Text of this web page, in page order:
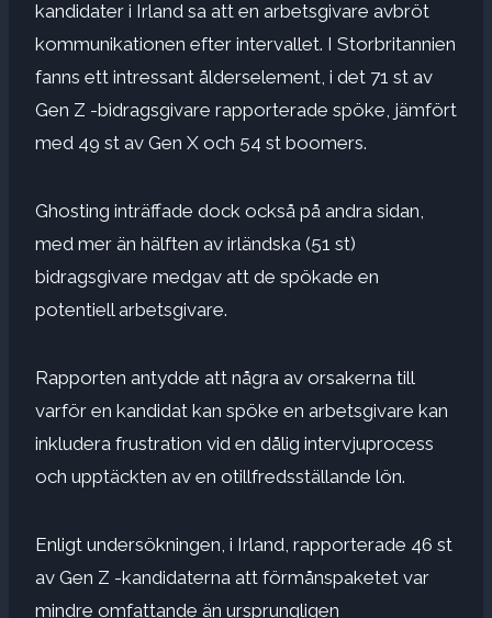
kandidater i Irland sa att en arbetsgivare avbröt
kommunikationen efter intervallet. I Storbritannien
fanns ett intressant ålderselement, i det 71 st av
Gen Z -bidragsgivare rapporterade spöke, jämfört
med 49 st av Gen X och 54 st boomers.
Ghosting inträffade dock också på andra sidan,
med mer än hälften av irländska (51 st)
bidragsgivare medgav att de spökade en
potentiell arbetsgivare.
Rapporten antydde att några av orsakerna till
varför en kandidat kan spöke en arbetsgivare kan
inkludera frustration vid en dålig intervjuprocess
och upptäckten av en otillfredsställande lön.
Enligt undersökningen, i Irland, rapporterade 46 st
av Gen Z -kandidaterna att förmånspaketet var
mindre omfattande än ursprungligen